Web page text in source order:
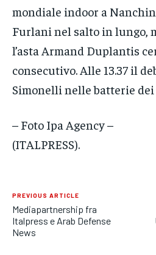
mondiale indoor a
Furlani nel salto in lungo,
l’asta Armand Duplantis
consecutivo. Alle 13.37 il
Simonelli nelle batterie dei
– Foto Ipa Agency –
(ITALPRESS).
PREVIOUS ARTICLE
Mediapartnership fra
Italpress e Arab Defense
News